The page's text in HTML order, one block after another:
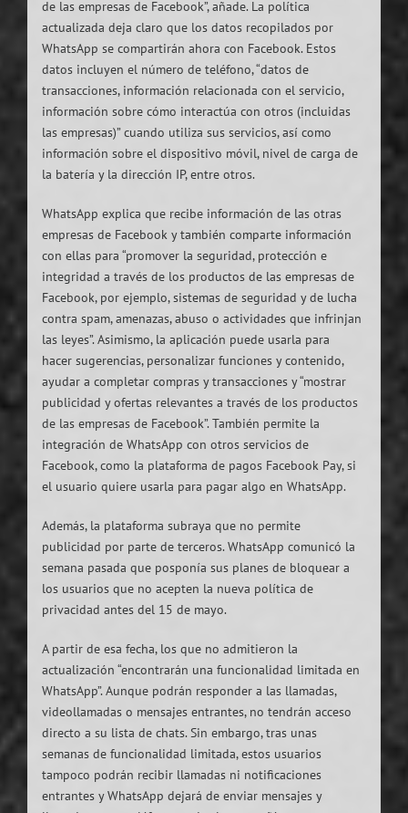
de las empresas de Facebook”, añade. La política
actualizada deja claro que los datos recopilados por
WhatsApp se compartirán ahora con Facebook. Estos
datos incluyen el número de teléfono, “datos de
transacciones, información relacionada con el servicio,
información sobre cómo interactúa con otros (incluidas
las empresas)” cuando utiliza sus servicios, así como
información sobre el dispositivo móvil, nivel de carga de
la batería y la dirección IP, entre otros.
WhatsApp explica que recibe información de las otras
empresas de Facebook y también comparte información
con ellas para “promover la seguridad, protección e
integridad a través de los productos de las empresas de
Facebook, por ejemplo, sistemas de seguridad y de lucha
contra spam, amenazas, abuso o actividades que infrinjan
las leyes”. Asimismo, la aplicación puede usarla para
hacer sugerencias, personalizar funciones y contenido,
ayudar a completar compras y transacciones y “mostrar
publicidad y ofertas relevantes a través de los productos
de las empresas de Facebook”. También permite la
integración de WhatsApp con otros servicios de
Facebook, como la plataforma de pagos Facebook Pay, si
el usuario quiere usarla para pagar algo en WhatsApp.
Además, la plataforma subraya que no permite
publicidad por parte de terceros. WhatsApp comunicó la
semana pasada que posponía sus planes de bloquear a
los usuarios que no acepten la nueva política de
privacidad antes del 15 de mayo.
A partir de esa fecha, los que no admitieron la
actualización “encontrarán una funcionalidad limitada en
WhatsApp”. Aunque podrán responder a las llamadas,
videollamadas o mensajes entrantes, no tendrán acceso
directo a su lista de chats. Sin embargo, tras unas
semanas de funcionalidad limitada, estos usuarios
tampoco podrán recibir llamadas ni notificaciones
entrantes y WhatsApp dejará de enviar mensajes y